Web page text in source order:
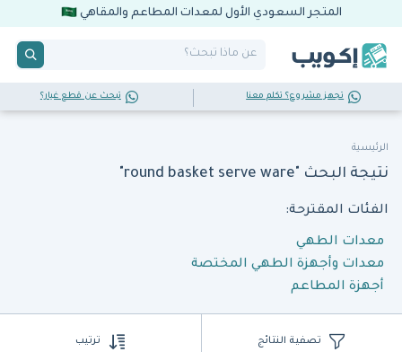
المتجر السعودي الأول لمعدات المطاعم والمقاهي
تجهز مشروع؟ تكلم معنا تبحث عن قطع غيار؟
الرئيسية
نتيجة البحث "round basket serve ware"
الفئات المقترحة:
معدات الطهي
معدات وأجهزة الطهي المختصة
أجهزة المطاعم
تصفية النتائج ترتيب